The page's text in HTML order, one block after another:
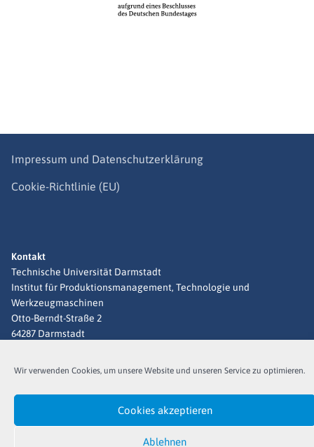
Wir verwenden Cookies, um unsere Website und unseren Service zu optimieren.
Cookies akzeptieren
Ablehnen
Impressum und Datenschutzerklärung
Cookie-Richtlinie (EU)
Kontakt
Technische Universität Darmstadt
Institut für Produktionsmanagement, Technologie und
Werkzeugmaschinen
Otto-Berndt-Straße 2
64287 Darmstadt
Copyright © 2026 ESCOM